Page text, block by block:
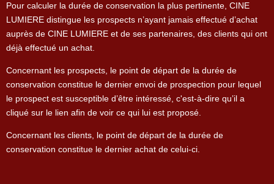
Pour calculer la durée de conservation la plus pertinente, CINE
LUMIERE distingue les prospects n’ayant jamais effectué d’achat
auprès de CINE LUMIERE et de ses partenaires, des clients qui ont
déjà effectué un achat.
Concernant les prospects, le point de départ de la durée de
conservation constitue le dernier envoi de prospection pour lequel
le prospect est susceptible d’être intéressé, c'est-à-dire qu’il a
cliqué sur le lien afin de voir ce qui lui est proposé.
Concernant les clients, le point de départ de la durée de
conservation constitue le dernier achat de celui-ci.